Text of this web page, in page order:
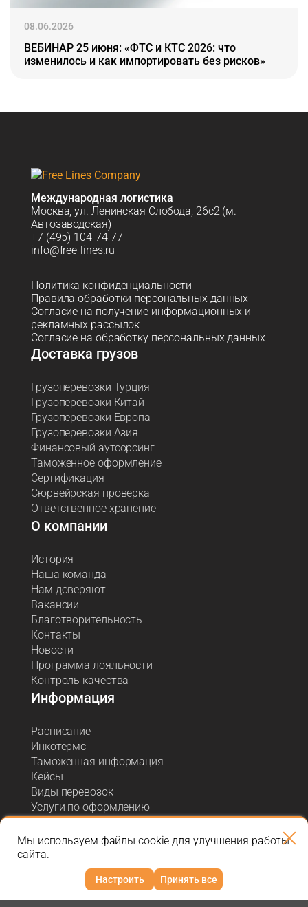
08.06.2026
ВЕБИНАР 25 июня: «ФТС и КТС 2026: что
изменилось и как импортировать без рисков»
Международная логистика
Москва, ул. Ленинская Слобода, 26с2 (м.
Автозаводская)
+7 (495) 104-74-77
info@free-lines.ru
Политика конфиденциальности
Правила обработки персональных данных
Согласие на получение информационных и
рекламных рассылок
Согласие на обработку персональных данных
Доставка грузов
Грузоперевозки Турция
Грузоперевозки Китай
Грузоперевозки Европа
Грузоперевозки Азия
Финансовый аутсорсинг
Таможенное оформление
Сертификация
Сюрвейрская проверка
Ответственное хранение
О компании
История
Наша команда
Нам доверяют
Вакансии
Благотворительность
Контакты
Новости
Программа лояльности
Контроль качества
Информация
Расписание
Инкотермс
Таможенная информация
Кейсы
Виды перевозок
Услуги по оформлению
Акции и спецпредложения
Блог о логистике
Мы используем файлы cookie для улучшения работы
сайта.
Настроить Принять все